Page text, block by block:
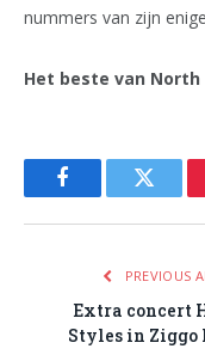
nummers van zijn
Het beste van North
FacebookTwitter
PREVIOUS
Extra concert
Styles in Ziggo